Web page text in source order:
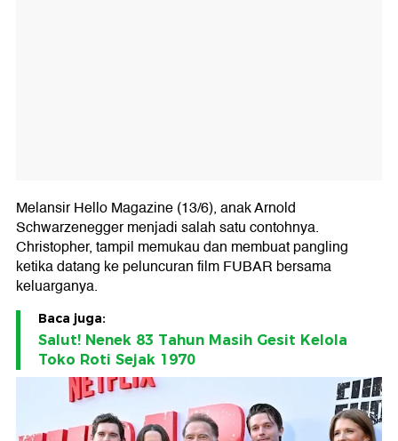
Melansir Hello Magazine (13/6), anak Arnold
Schwarzenegger menjadi salah satu contohnya.
Christopher, tampil memukau dan membuat pangling
ketika datang ke peluncuran film FUBAR bersama
keluarganya.
Baca juga:
Salut! Nenek 83 Tahun Masih Gesit Kelola
Toko Roti Sejak 1970